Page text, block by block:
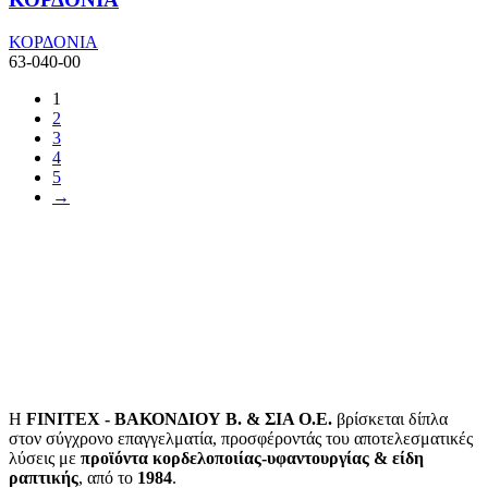
ΚΟΡΔΟΝΙΑ
63-040-00
1
2
3
4
5
→
Η FINITEX - ΒΑΚΟΝΔΙΟΥ Β. & ΣΙΑ Ο.Ε. βρίσκεται δίπλα
στον σύγχρονο επαγγελματία, προσφέροντάς του αποτελεσματικές
λύσεις με προϊόντα κορδελοποιίας-υφαντουργίας & είδη
ραπτικής, από το 1984.